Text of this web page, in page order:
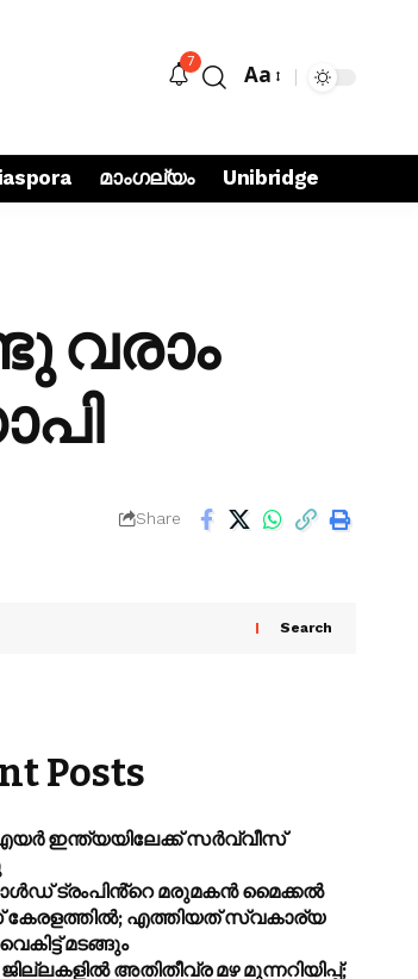
7
Aa
മാംഗല്യം Unibridge
വരാം
Share
Search
Posts
എയ‍ർ ഇന്ത്യയിലേക്ക് സർവ്വീസ്
ട്രംപിൻ്റെ മരുമകൻ മൈക്കൽ
എത്തിയത് സ്വകാര്യ
മടങ്ങും
അതിതീവ്ര മഴ മുന്നറിയിപ്പ്;